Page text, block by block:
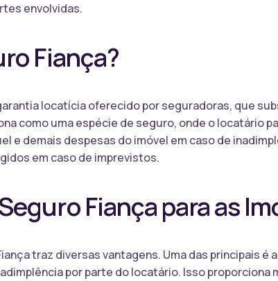
envolvidas.
Fiança?
locatícia oferecido por seguradoras, que
como uma espécie de seguro, onde o locatário
e demais despesas do imóvel em caso de
em caso de imprevistos.
Fiança para as
traz diversas vantagens. Uma das principais
por parte do locatário. Isso proporciona